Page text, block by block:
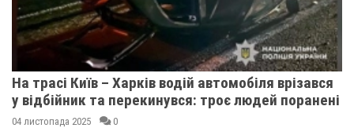
На трасі Київ – Харків водій автомобіля врізався
у відбійник та перекинувся: троє людей поранені
04 листопада 2025 0